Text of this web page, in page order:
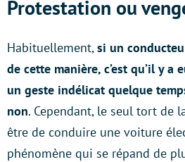
Protestation ou
Habituellement,si un
de cette manière, c’est qu’il y a
un geste indélicat quelque
non. Cependant, le seul tort de
être de conduire une voiture
phénomène qui se répand de